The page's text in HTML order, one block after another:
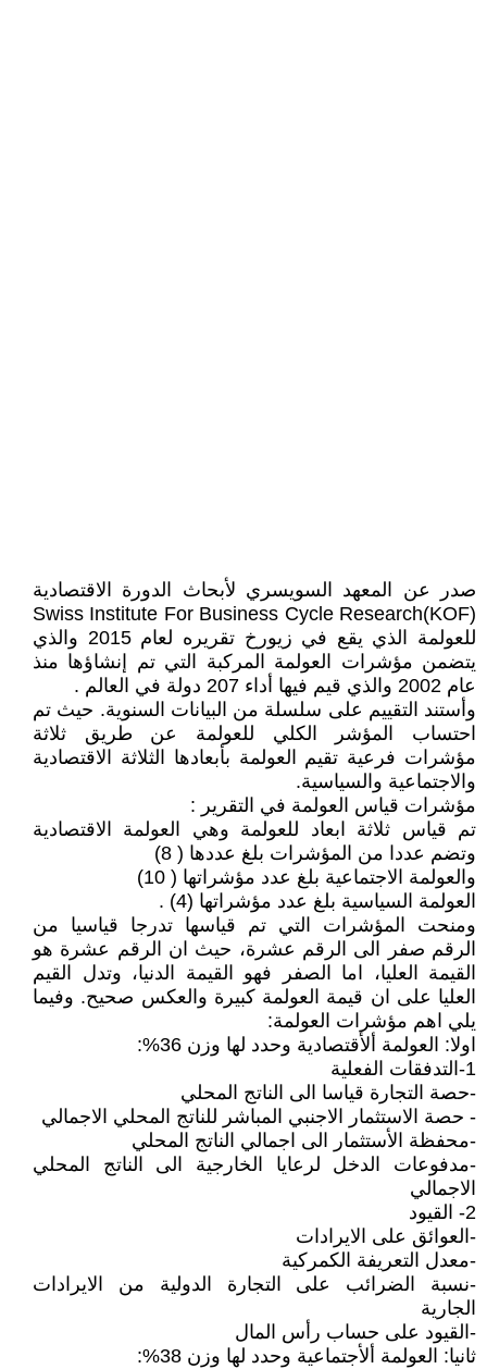
صدر عن المعهد السويسري لأبحاث الدورة الاقتصادية
Swiss Institute For Business Cycle Research(KOF)
للعولمة الذي يقع في زيورخ تقريره لعام 2015 والذي
يتضمن مؤشرات العولمة المركبة التي تم إنشاؤها منذ
عام 2002 والذي قيم فيها أداء 207 دولة في العالم .
وأستند التقييم على سلسلة من البيانات السنوية. حيث تم
احتساب المؤشر الكلي للعولمة عن طريق ثلاثة
مؤشرات فرعية تقيم العولمة بأبعادها الثلاثة الاقتصادية
والاجتماعية والسياسية.
مؤشرات قياس العولمة في التقرير :
تم قياس ثلاثة ابعاد للعولمة وهي العولمة الاقتصادية
وتضم عددا من المؤشرات بلغ عددها ( 8)
والعولمة الاجتماعية بلغ عدد مؤشراتها ( 10)
العولمة السياسية بلغ عدد مؤشراتها (4) .
ومنحت المؤشرات التي تم قياسها تدرجا قياسيا من
الرقم صفر الى الرقم عشرة، حيث ان الرقم عشرة هو
القيمة العليا، اما الصفر فهو القيمة الدنيا، وتدل القيم
العليا على ان قيمة العولمة كبيرة والعكس صحيح. وفيما
يلي اهم مؤشرات العولمة:
اولا: العولمة ألأقتصادية وحدد لها وزن 36%:
1-التدفقات الفعلية
-حصة التجارة قياسا الى الناتج المحلي
- حصة الاستثمار الاجنبي المباشر للناتج المحلي الاجمالي
-محفظة الأستثمار الى اجمالي الناتج المحلي
-مدفوعات الدخل لرعايا الخارجية الى الناتج المحلي
الاجمالي
2- القيود
-العوائق على الايرادات
-معدل التعريفة الكمركية
-نسبة الضرائب على التجارة الدولية من الايرادات
الجارية
-القيود على حساب رأس المال
ثانيا: العولمة ألأجتماعية وحدد لها وزن 38%: